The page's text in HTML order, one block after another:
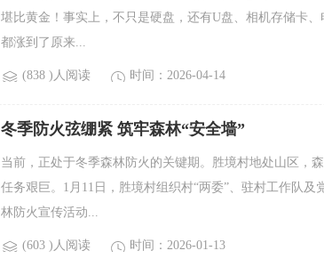
堪比黄金！事实上，不只是硬盘，还有U盘、相机存储卡
都涨到了原来...
(838 )人阅读 时间：2026-04-14
冬季防火弦绷紧 筑牢森林“安全墙”
当前，正处于冬季森林防火的关键期。胜境村地处山区，
任务艰巨。1月11日，胜境村组织村“两委”、驻村工作队及
林防火宣传活动...
(603 )人阅读 时间：2026-01-13